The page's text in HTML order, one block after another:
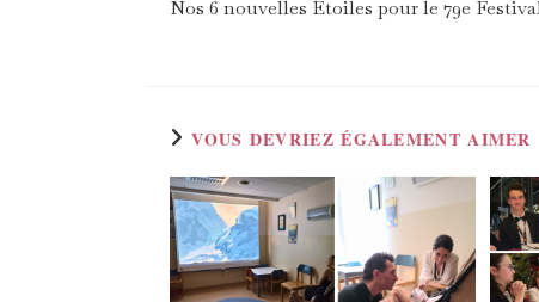
articles
Nos 6 nouvelles Étoiles pour le 79e
VOUS DEVRIEZ ÉGALEMENT AIMER